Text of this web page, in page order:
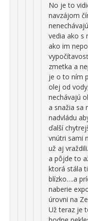
No je to
navzájom
vedia ako s
ako im
zmetka a
je o to ním
olej od
nechávajú
a snažia sa
nadvládu
ďalší
vnútri sami
už aj
a pôjde to
ktorá stála
blízko….a
naberie
úrovni na
Už teraz je